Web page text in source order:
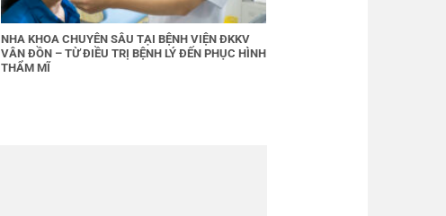
NHA KHOA CHUYÊN SÂU TẠI BỆNH VIỆN ĐKKV
VÂN ĐỒN – TỪ ĐIỀU TRỊ BỆNH LÝ ĐẾN PHỤC HÌNH
THẨM MĨ